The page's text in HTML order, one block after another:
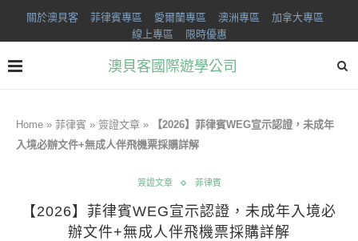
關於澳貝客 菲律賓專區 愛爾蘭專區 澳洲專區
加拿大專區
線上專區
限時優惠
澳貝客國際遊學公司
Home » 菲律賓 » 簽證文章 »
【2026】菲律賓WEG宣示認證，未成年
入境必辦文件+無成人伴飛機票採購詳解
簽證文章 菲律賓
【2026】菲律賓WEG宣示認證，未成年入境必
辦文件+無成人伴飛機票採購詳解